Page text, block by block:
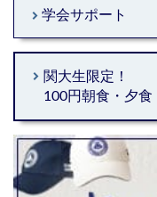
オンライン書
keyboard_arrow_right 学会サポート
keyboard_arrow_right 関大生限定！
100円朝食・夕食